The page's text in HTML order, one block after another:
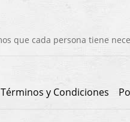
que cada persona tiene
Términos y Condiciones